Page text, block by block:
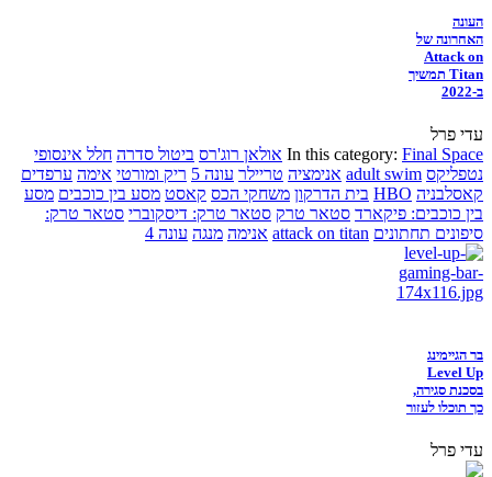
העונה
האחרונה של
Attack on
Titan תמשיך
ב-2022
עדי פרל
In this category: Final Space אולאן רוג'רס ביטול סדרה חלל אינסופי
נטפליקס adult swim אנימציה טריילר עונה 5 ריק ומורטי אימה ערפדים
קאסלבניה HBO בית הדרקון משחקי הכס קאסט מסע בין כוכבים מסע
בין כוכבים: פיקארד סטאר טרק סטאר טרק: דיסקוברי סטאר טרק:
סיפונים תחתונים attack on titan אנימה מנגה עונה 4
בר הגיימינג
Level Up
בסכנת סגירה,
כך תוכלו לעזור
עדי פרל